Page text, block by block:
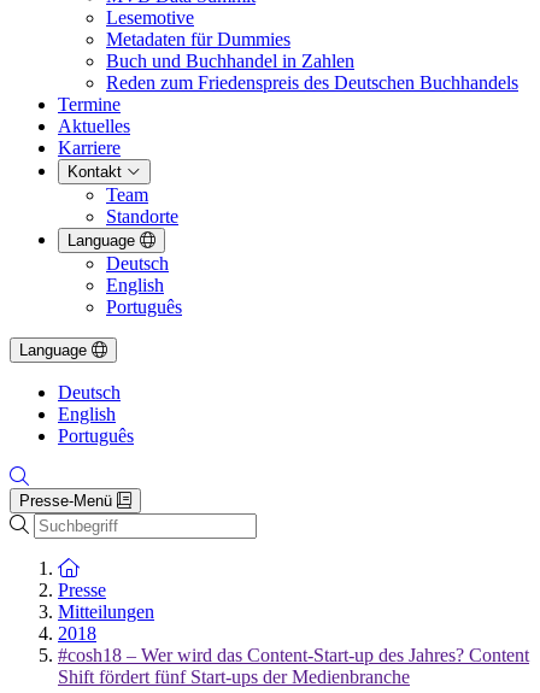
Lesemotive
Metadaten für Dummies
Buch und Buchhandel in Zahlen
Reden zum Friedenspreis des Deutschen Buchhandels
Termine
Aktuelles
Karriere
Kontakt
Team
Standorte
Language
Deutsch
English
Português
Language
Deutsch
English
Português
Presse-Menü
Suche
Zur Startseite
Presse
Mitteilungen
2018
#cosh18 – Wer wird das Content-Start-up des Jahres? Content
Shift fördert fünf Start-ups der Medienbranche